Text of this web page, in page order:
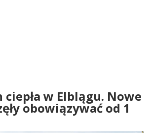
ciepła w Elblągu. Nowe
obowiązywać od 1